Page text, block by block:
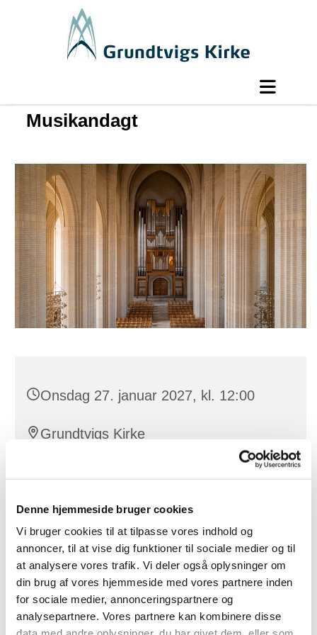
Denne hjemmeside bruger cookies
Vi bruger cookies til at tilpasse vores indhold og
annoncer, til at vise dig funktioner til sociale medier og til
at analysere vores trafik. Vi deler også oplysninger om
din brug af vores hjemmeside med vores partnere inden
for sociale medier, annonceringspartnere og
analysepartnere. Vores partnere kan kombinere disse
Musikandagt
Onsdag 27. januar 2027, kl. 12:00
Grundtvigs Kirke
Musikandagt hver onsdag er en halv times musikalsk
og eftertænksomt pusterum med orgelmusik,
refleksion og en fællessalme. Efter musikandagten
mødes vi til kirkekaffe.